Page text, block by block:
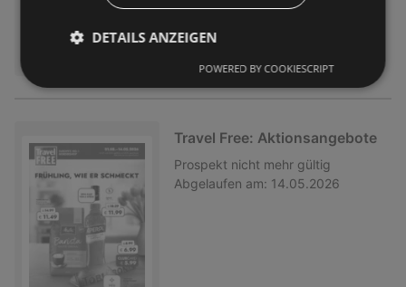
Travel Free: Aktionsangebote
Prospekt nicht mehr gültig
Abgelaufen am: 14.05.2026
DETAILS ANZEIGEN
POWERED BY COOKIESCRIPT